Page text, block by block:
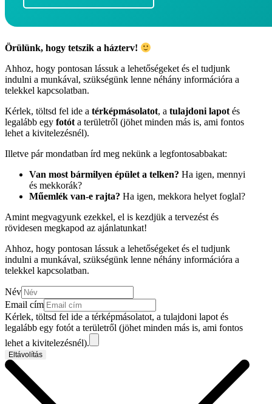
Örülünk, hogy tetszik a házterv!
Ahhoz, hogy pontosan lássuk a lehetőségeket és el tudjunk
indulni a munkával, szükségünk lenne néhány információra a
telekkel kapcsolatban.
Kérlek, töltsd fel ide a térképmásolatot, a tulajdoni lapot és
legalább egy fotót a területről (jöhet minden más is, ami fontos
lehet a kivitelezésnél).
Illetve pár mondatban írd meg nekünk a legfontosabbakat:
Van most bármilyen épület a telken? Ha igen, mennyi
és mekkorák?
Műemlék van-e rajta? Ha igen, mekkora helyet foglal?
Amint megvagyunk ezekkel, el is kezdjük a tervezést és
rövidesen megkapod az ajánlatunkat!
Ahhoz, hogy pontosan lássuk a lehetőségeket és el tudjunk
indulni a munkával, szükségünk lenne néhány információra a
telekkel kapcsolatban.
Név
Email cím
Kérlek, töltsd fel ide a térképmásolatot, a tulajdoni lapot és
legalább egy fotót a területről (jöhet minden más is, ami fontos
lehet a kivitelezésnél).
Eltávolítás